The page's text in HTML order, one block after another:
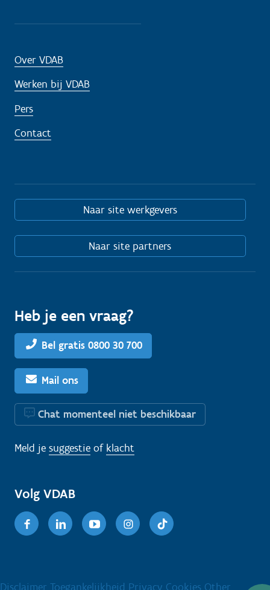
Over VDAB
Werken bij VDAB
Pers
Contact
Naar site werkgevers
Naar site partners
Heb je een vraag?
Bel gratis 0800 30 700
Mail ons
Chat momenteel niet beschikbaar
Meld je suggestie of klacht
Volg VDAB
FacebookLinkedinYoutubeInstagram
Disclaimer Toegankelijkheid Privacy Cookies Other